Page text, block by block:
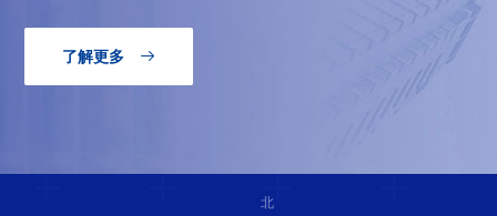
了解更多 
北